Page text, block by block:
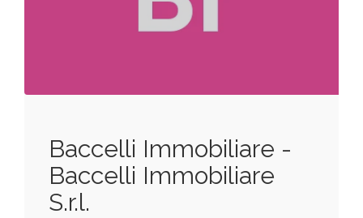
Baccelli Immobiliare -
Baccelli Immobiliare
S.r.l.